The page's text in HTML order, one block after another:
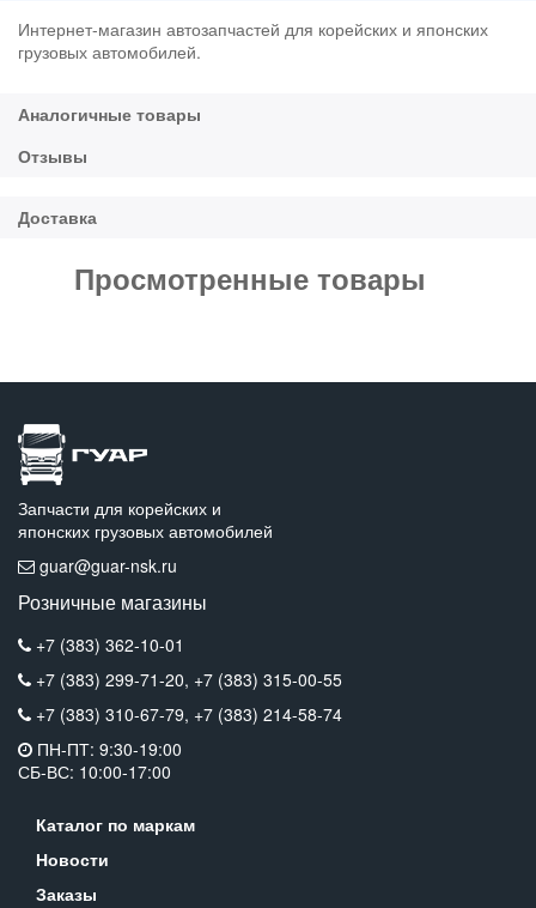
Интернет-магазин автозапчастей для корейских и японских
грузовых автомобилей.
Просмотренные товары
Запчасти для корейских и
японских грузовых автомобилей
guar@guar-nsk.ru
Розничные магазины
+7 (383) 362-10-01
+7 (383) 299-71-20, +7 (383) 315-00-55
+7 (383) 310-67-79, +7 (383) 214-58-74
ПН-ПТ: 9:30-19:00
СБ-ВС: 10:00-17:00
Каталог по маркам
Новости
Заказы